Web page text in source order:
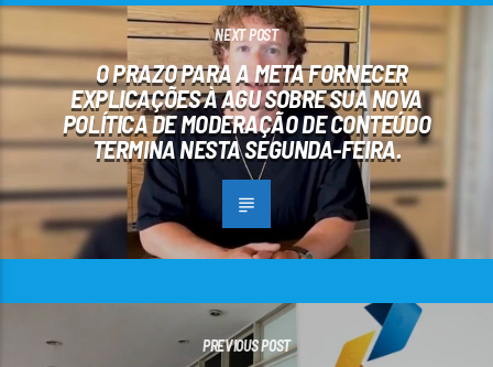
NEXT POST
O PRAZO PARA A META FORNECER
EXPLICAÇÕES À AGU SOBRE SUA NOVA
POLÍTICA DE MODERAÇÃO DE CONTEÚDO
TERMINA NESTA SEGUNDA-FEIRA.
PREVIOUS POST